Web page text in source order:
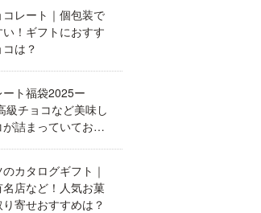
レート｜個包装で
！ギフトにおすす
は？
ト福袋2025ー
級チョコなど美味し
が詰まっていておす
カタログギフト｜
店など！人気お菓
寄せおすすめは？